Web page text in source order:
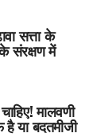
सत्ता के
के संरक्षण में
मालवणी
या बदतमीजी